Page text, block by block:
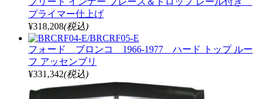
プライマー仕上げ
¥318,208(税込)
フォード ブロンコ 1966-1977 ハード トップ ルー
フ アッセンブリ
¥331,342(税込)